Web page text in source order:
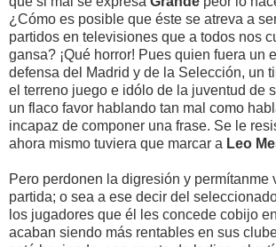
¿Cómo es posible que éste se atreva a
partidos en televisiones que a todos nos
gansa? ¡Qué horror! Pues quien fuera un
defensa del Madrid y de la Selección, un
el terreno juego e idólo de la juventud de
un flaco favor hablando tan mal como
incapaz de componer una frase. Se le
ahora mismo tuviera que marcar a Leo
Pero perdonen la digresión y permítanme
partida; o sea a ese decir del
los jugadores que él les concede cobijo
acaban siendo más rentables en sus